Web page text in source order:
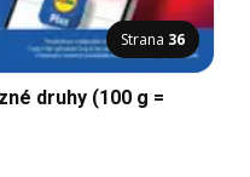
Strana 36
druhy (100 g =